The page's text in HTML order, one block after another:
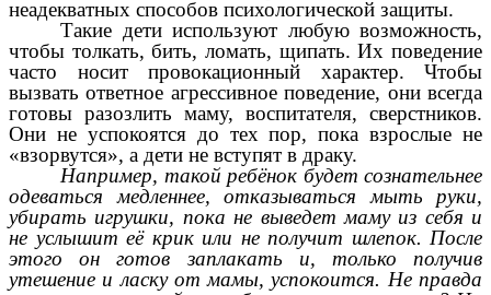
неадекватных способов психологической защиты.
Такие дети используют любую возможность,
чтобы толкать, бить, ломать, щипать. Их поведение
часто носит провокационный характер. Чтобы
вызвать ответное агрессивное поведение, они всегда
готовы разозлить маму, воспитателя, сверстников.
Они не успокоятся до тех пор, пока взрослые не
«взорвутся», а дети не вступят в драку.
Например, такой ребёнок будет сознательнее
одеваться медленнее, отказываться мыть руки,
убирать игрушки, пока не выведет маму из себя и
не услышит её крик или не получит шлепок. После
этого он готов заплакать и, только получив
утешение и ласку от мамы, успокоится. Не правда